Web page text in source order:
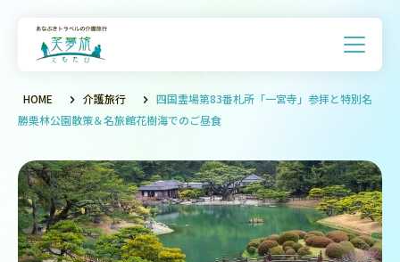
HOME 介護旅行
四国霊場第83番札所「一宮寺」参拝と特別名
勝栗林公園散策＆名旅館花樹海でのご昼食